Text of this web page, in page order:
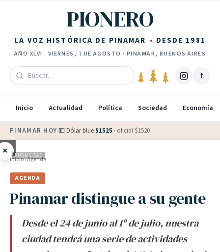
PIONERO
LA VOZ HISTÓRICA DE PINAMAR DESDE 1981
AÑO XLVI · VIERNES, 7 DE AGOSTO · PINAMAR, BUENOS AIRES
f
Inicio Actualidad Política Sociedad Economía
PINAMAR HOY·💵 Dólar blue $1525 · oficial $1520
× PUBLICIDAD
Inicio›Agenda
AGENDA
Pinamar distingue a su gente
Desde el 24 de junio al 1º de julio, nuestra
ciudad tendrá una serie de actividades